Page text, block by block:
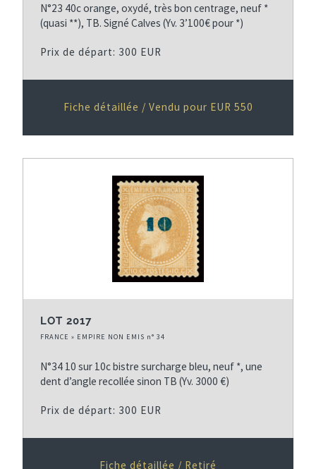
N°23 40c orange, oxydé, très bon centrage, neuf *
(quasi **), TB. Signé Calves (Yv. 3’100€ pour *)
Prix de départ: 300 EUR
Fiche détaillée / Vendu pour EUR 550
LOT 2017
FRANCE » EMPIRE NON EMIS n° 34
N°34 10 sur 10c bistre surcharge bleu, neuf *, une
dent d’angle recollée sinon TB (Yv. 3000 €)
Prix de départ: 300 EUR
Fiche détaillée / Retiré